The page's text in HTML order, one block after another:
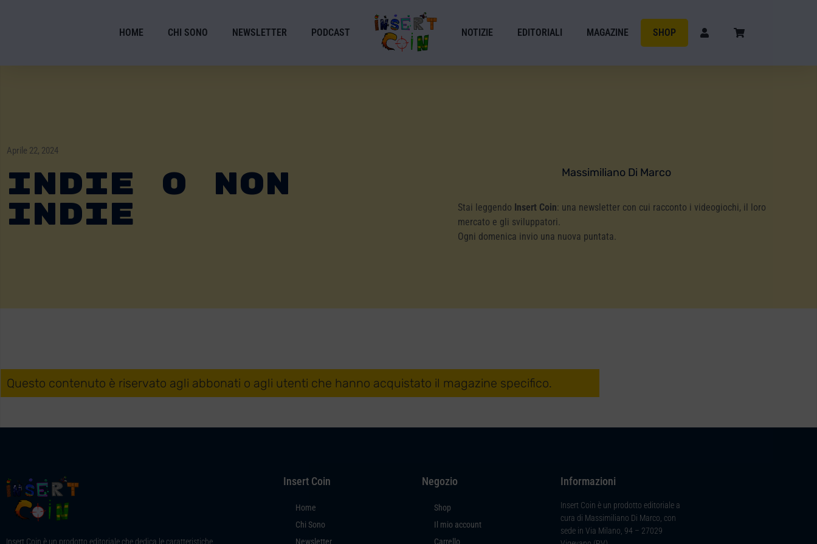
HOME CHI SONO NEWSLETTER PODCAST NOTIZIE EDITORIALI MAGAZINE SHOP
Aprile 22, 2024
Indie O Non
Indie
Massimiliano Di Marco
Stai leggendo Insert Coin: una newsletter con cui racconto i videogiochi, il loro
mercato e gli sviluppatori.
Ogni domenica invio una nuova puntata.
Questo contenuto è riservato agli abbonati o agli utenti che hanno acquistato il magazine specifico.
Insert Coin è un prodotto editoriale che dedica le caratteristiche
Insert Coin
Home
Chi Sono
Newsletter
Negozio
Shop
Il mio account
Carrello
Informazioni
Insert Coin è un prodotto editoriale a
cura di Massimiliano Di Marco, con
sede in Via Milano, 94 – 27029